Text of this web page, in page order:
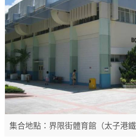
集合地點：界限街體育館（太子港